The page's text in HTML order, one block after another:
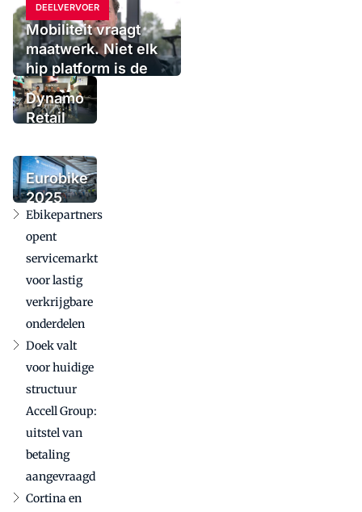
DEELVERVOER
Mobiliteit vraagt
maatwerk. Niet elk
hip platform is de
oplossing
Dynamo
Retail
voegt
urbanmerk
Tenways
toe
Eurobike
2025
bevestigt
internationale
betekenis in
uitdagende
markt
Ebikepartners
opent
servicemarkt
voor lastig
verkrijgbare
onderdelen
Doek valt
voor huidige
structuur
Accell Group:
uitstel van
betaling
aangevraagd
Cortina en